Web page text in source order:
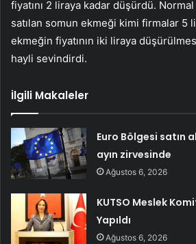
fiyatını 2 liraya kadar düşürdü.
satılan somun ekmeği kimi firmalar 5
ekmeğin fiyatının iki liraya
hayli sevindirdi.
İlgili Makaleler
Euro Bölgesi satın
ayın zirvesinde
Ağustos 6, 2026
KUTSO Meslek
Yapıldı
Ağustos 6, 2026